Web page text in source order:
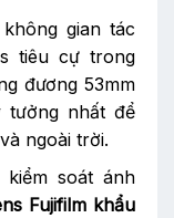
gian tác
tiêu cự trong
đương 53mm
tưởng nhất để
ngoài trời.
soát ánh
Fujifilm khẩu